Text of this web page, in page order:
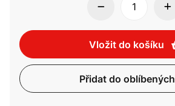
Vložit do košíku
Přidat do oblíbených